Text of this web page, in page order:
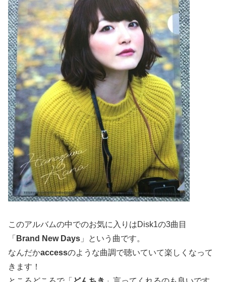
このアルバムの中でのお気に入りはDisk1の3曲目
「 Brand New Days 」という曲です。
なんだかaccessのような曲調で聴いていて楽しくなって
きます！